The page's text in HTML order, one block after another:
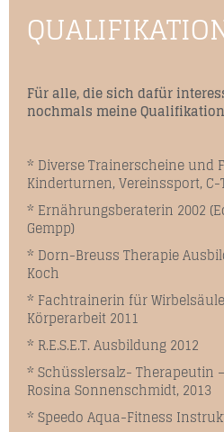
Für alle, die sich dafür
nochmals meine
* Diverse Trainerscheine und
Kinderturnen, Vereinssport,
* Ernährungsberaterin 2002
Gempp)
* Dorn-Breuss Therapie
Koch
* Fachtrainerin für
Körperarbeit 2011
* R.E.S.E.T. Ausbildung 2012
* Schüsslersalz- Therapeutin
Rosina Sonnenschmidt, 2013
* Speedo Aqua-Fitness